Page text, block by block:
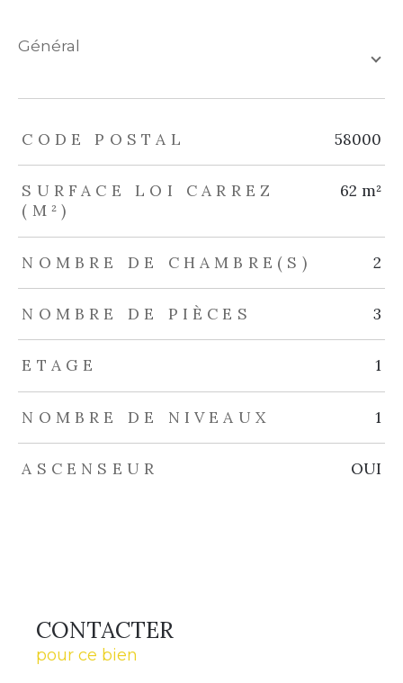
général
TRAD_ZEPHYR_Caracteristique TRAD_ZEPHYR_Valeurs
CODE POSTAL 58000
SURFACE LOI CARREZ
(M²)
62 m²
NOMBRE DE CHAMBRE(S) 2
NOMBRE DE PIÈCES 3
ETAGE 1
NOMBRE DE NIVEAUX 1
ASCENSEUR OUI
CONTACTER
pour ce bien